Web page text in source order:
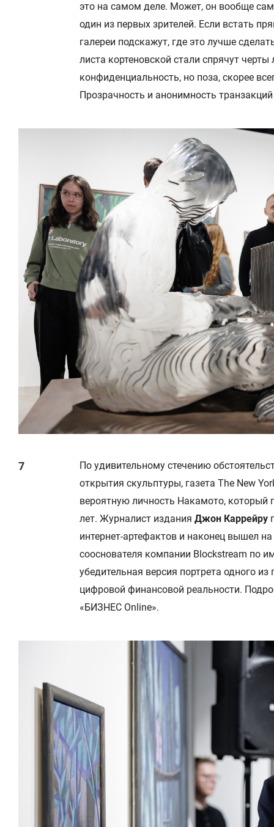
это на самом деле. Может, он вообще
один из первых зрителей. Если встать
галереи подскажут, где это лучше
листа кортеновской стали спрячут
конфиденциальность, но поза, скорее
Прозрачность и анонимность
По удивительному стечению
открытия скульптуры, газета The New
вероятную личность Накамото,
лет. Журналист издания Джон Каррейру
интернет-артефактов и наконец вышел
сооснователя компании Blockstream по
убедительная версия портрета одного
цифровой финансовой реальности.
«БИЗНЕС Online».